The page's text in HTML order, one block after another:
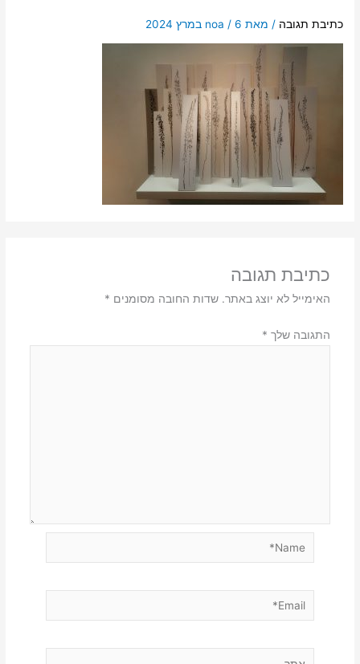
כתיבת תגובה / מאת noa / 6 במרץ 2024
כתיבת תגובה
האימייל לא יוצג באתר. שדות החובה מסומנים *
התגובה שלך *
Email*